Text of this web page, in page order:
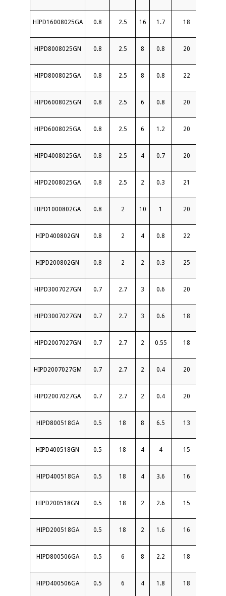
HIPD16008025GA 0.8 2.5 16 1.7 18
HIPD8008025GN 0.8 2.5 8 0.8 20
HIPD8008025GA 0.8 2.5 8 0.8 22
HIPD6008025GN 0.8 2.5 6 0.8 20
HIPD6008025GA 0.8 2.5 6 1.2 20
HIPD4008025GA 0.8 2.5 4 0.7 20
HIPD2008025GA 0.8 2.5 2 0.3 21
HIPD1000802GA 0.8 2 10 1 20
HIPD400802GN 0.8 2 4 0.8 22
HIPD200802GN 0.8 2 2 0.3 25
HIPD3007027GN 0.7 2.7 3 0.6 20
HIPD3007027GN 0.7 2.7 3 0.6 18
HIPD2007027GN 0.7 2.7 2 0.55 18
HIPD2007027GM 0.7 2.7 2 0.4 20
HIPD2007027GA 0.7 2.7 2 0.4 20
HIPD800518GA 0.5 18 8 6.5 13
HIPD400518GN 0.5 18 4 4 15
HIPD400518GA 0.5 18 4 3.6 16
HIPD200518GN 0.5 18 2 2.6 15
HIPD200518GA 0.5 18 2 1.6 16
HIPD800506GA 0.5 6 8 2.2 18
HIPD400506GA 0.5 6 4 1.8 18